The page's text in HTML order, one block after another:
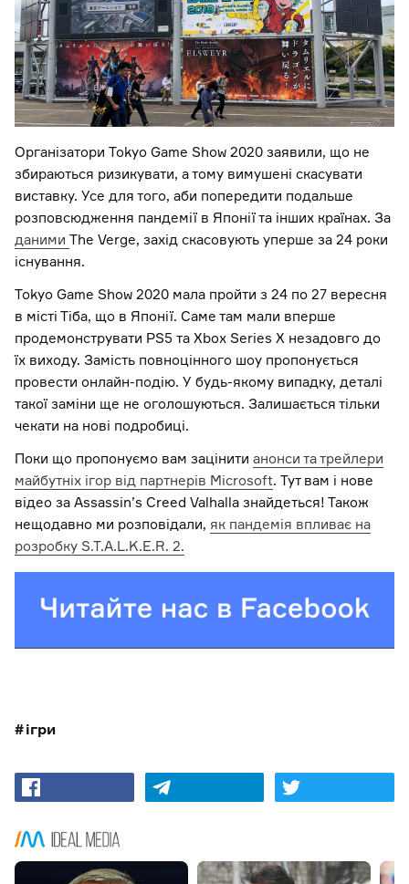
Організатори Tokyo Game Show 2020 заявили, що не
збираються ризикувати, а тому вимушені скасувати
виставку. Усе для того, аби попередити подальше
розповсюдження пандемії в Японії та інших країнах. За
даними The Verge, захід скасовують уперше за 24 роки
існування.
Tokyo Game Show 2020 мала пройти з 24 по 27 вересня
в місті Тіба, що в Японії. Саме там мали вперше
продемонструвати PS5 та Xbox Series X незадовго до
їх виходу. Замість повноцінного шоу пропонується
провести онлайн-подію. У будь-якому випадку, деталі
такої заміни ще не оголошуються. Залишається тільки
чекати на нові подробиці.
Поки що пропонуємо вам зацінити анонси та трейлери
майбутніх ігор від партнерів Microsoft. Тут вам і нове
відео за Assassin’s Creed Valhalla знайдеться! Також
нещодавно ми розповідали, як пандемія впливає на
розробку S.T.A.L.K.E.R. 2.
ігри